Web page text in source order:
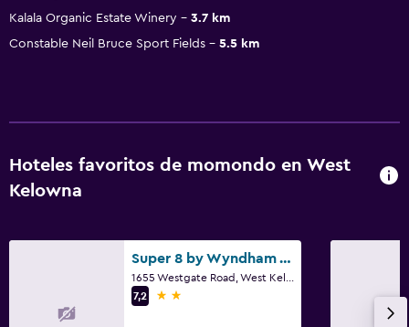
Kalala Organic Estate Winery
3.7 km
Constable Neil Bruce Sport Fields
5.5 km
Hoteles favoritos de momondo en West
Kelowna
Super 8 by Wyndham West Kelowna BC
7,2
2 estrellas